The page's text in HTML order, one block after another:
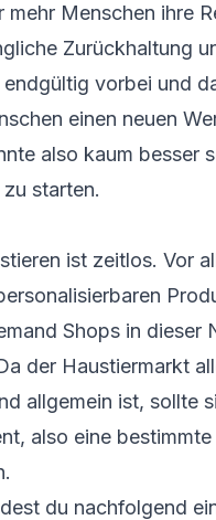
mehr Menschen ihre
Zurückhaltung
vorbei und
einen neuen
also kaum besser
starten.
ist zeitlos. Vor
Shops in dieser
der Haustiermarkt
allgemein ist, sollte
also eine
du nachfolgend